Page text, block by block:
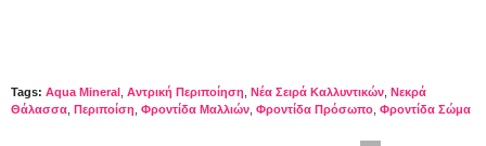
Tags: Aqua Mineral Αντρική Περιποίηση Νέα Σειρά Καλλυντικών Νεκρά
Θάλασσα Περιποίση Φροντίδα Μαλλιών Φροντίδα Πρόσωπο Φροντίδα Σώμα